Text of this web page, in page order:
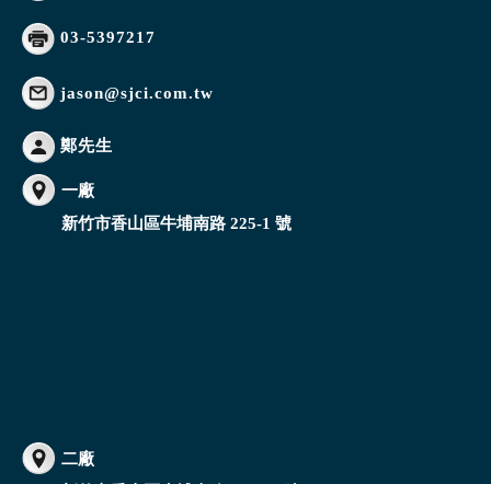
03-5397217
jason@sjci.com.tw
鄭先生
一廠
新竹市香山區牛埔南路 225-1 號
二廠